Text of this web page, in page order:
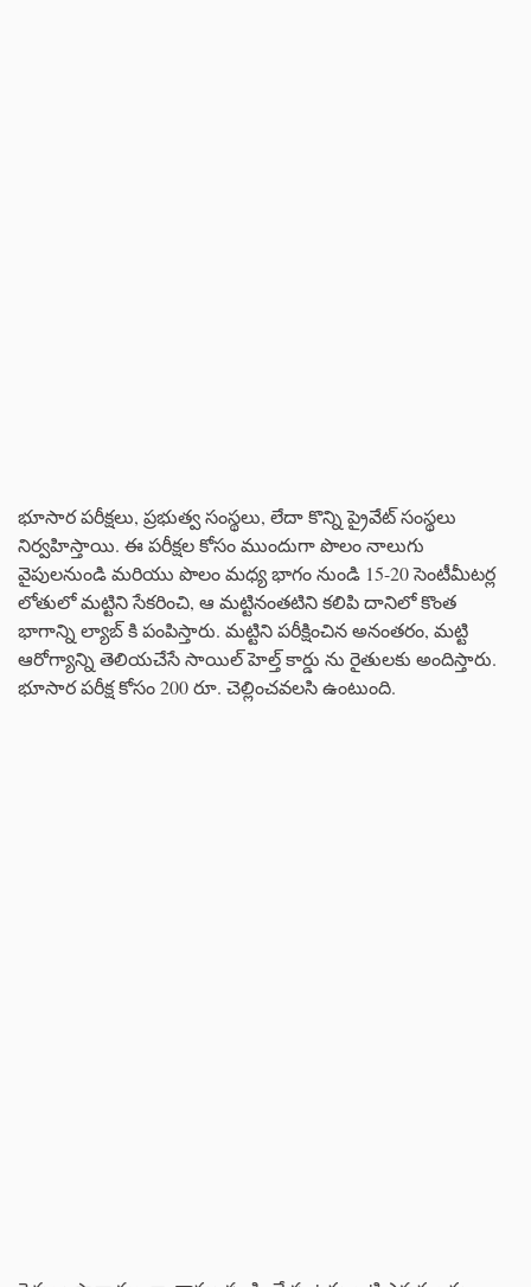
భూసార పరీక్షలు, ప్రభుత్వ సంస్థలు, లేదా కొన్ని ప్రైవేట్ సంస్థలు
నిర్వహిస్తాయి. ఈ పరీక్షల కోసం ముందుగా పొలం నాలుగు
వైపులనుండి మరియు పొలం మధ్య భాగం నుండి 15-20 సెంటీమీటర్ల
లోతులో మట్టిని సేకరించి, ఆ మట్టినంతటిని కలిపి దానిలో కొంత
భాగాన్ని ల్యాబ్ కి పంపిస్తారు. మట్టిని పరీక్షించిన అనంతరం, మట్టి
ఆరోగ్యాన్ని తెలియచేసే సాయిల్ హెల్త్ కార్డు ను రైతులకు అందిస్తారు.
భూసార పరీక్ష కోసం 200 రూ. చెల్లించవలసి ఉంటుంది.